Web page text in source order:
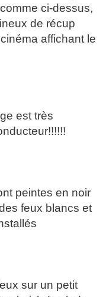
ci-dessus,
de récup
affichant le
est très
peintes en noir
feux blancs et
sur un petit